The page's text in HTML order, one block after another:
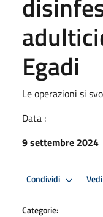
Egadi
Le operazioni si
Data :
9 settembre 2024
Condividi
Categorie: